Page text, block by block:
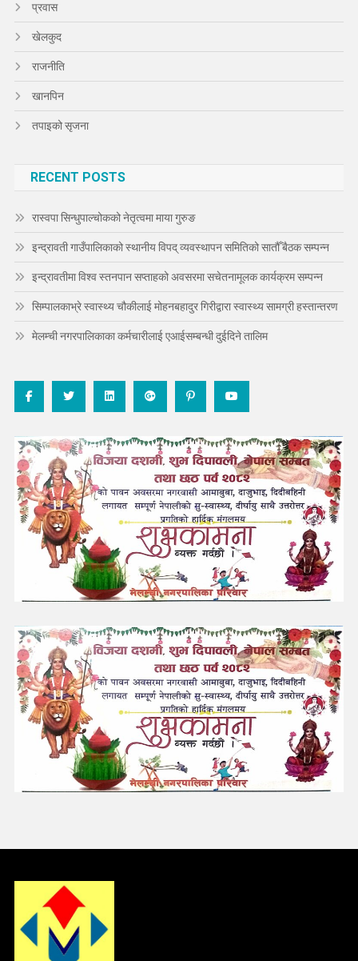
प्रवास
खेलकुद
राजनीति
खानपिन
तपाइको सृजना
RECENT POSTS
रास्वपा सिन्धुपाल्चोकको नेतृत्वमा माया गुरुङ
इन्द्रावती गाउँपालिकाको स्थानीय विपद् व्यवस्थापन समितिको सातौँ बैठक सम्पन्न
इन्द्रावतीमा विश्व स्तनपान सप्ताहको अवसरमा सचेतनामूलक कार्यक्रम सम्पन्न
सिम्पालकाभ्रे स्वास्थ्य चौकीलाई मोहनबहादुर गिरीद्वारा स्वास्थ्य सामग्री हस्तान्तरण
मेलम्ची नगरपालिकाका कर्मचारीलाई एआईसम्बन्धी दुईदिने तालिम